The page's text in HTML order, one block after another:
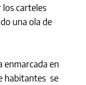
carteles
una ola de
enmarcada en
habitantes se